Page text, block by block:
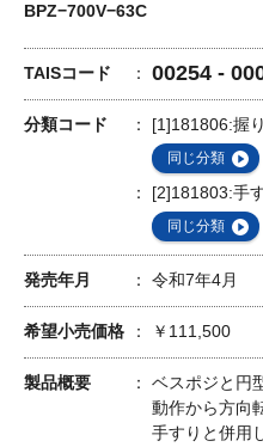
BPZ−700V−63C
TAISコード 00254 -
分類コード [1]181806:握
同じ分類
[2]181803:手
同じ分類
発売年月 令和7年4月
希望小売価格 ￥111,500
製品概要
ベスポジと円
動作から方向
手すりと併用